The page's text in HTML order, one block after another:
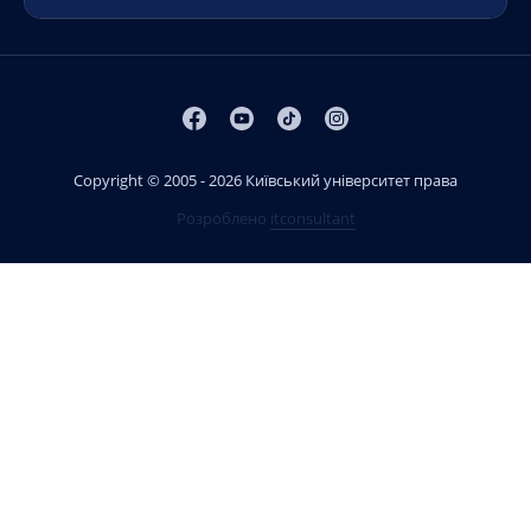
Copyright © 2005 - 2026 Київський університет права
Розроблено itconsultant